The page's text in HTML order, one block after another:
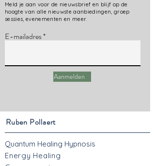
Meld je aan voor de nieuwsbrief en blijf op de
hoogte van alle nieuwste aanbiedingen, groep
sessies, evenementen en meer.
E-mailadres
Aanmelden
Ruben Pollaert
Quantum Healing Hypnosis
Energy Healing